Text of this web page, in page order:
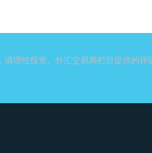
理性投资。外汇交易商栏目提供的